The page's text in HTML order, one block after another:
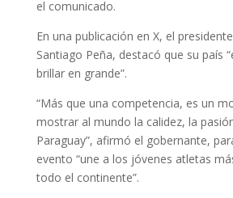
el comunicado.
En una publicación en X, el
Santiago Peña, destacó que su país
brillar en grande”.
“Más que una competencia, es un
mostrar al mundo la calidez, la
Paraguay”, afirmó el gobernante,
evento “une a los jóvenes atletas
todo el continente”.